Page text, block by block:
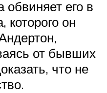
его в
которого он
от бывших
что не